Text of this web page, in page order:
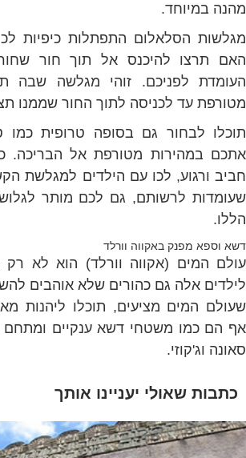
מהנה במיוחד.
מגלשות הסלאלום התפתלות כיפיות
האם תרצו להיכנס אל תוך חור
העומדת לפניכם. זוהי מגלשה שבה
מטורפת עד לכניסה לתוך החור שממנו
תוכלו לבחור גם בסופה טרופית כמו
אתכם במהירות מטורפת אל הבריכה.
חביב ורגוע, לכו עם הילדים למגלשת
שעומדות לרשותם, גם לכם מותר לגלוש
הללו.
דשא וספא מפנק באקווה וורלד
עולם המים (אקווה וורלד) הוא לא
לילדים אלה גם כהורים שלא אוהבים
שעולם המים מציעים, תוכלו ליהנות
אף הם כמו משטחי דשא ענקיים ומתחם
סאונה וג'קוזי.
כתבות שאולי יעניינו אותך